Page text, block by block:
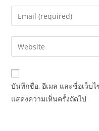
บันทึกชื่อ, อีเมล และชื่อเว็บ
แสดงความเห็นครั้งถัดไป